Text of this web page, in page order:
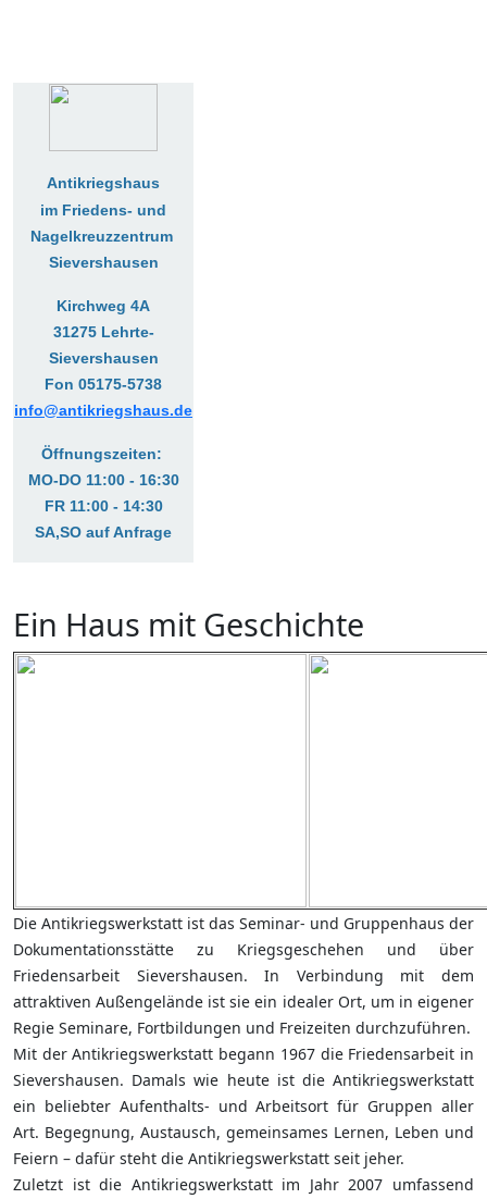
Antikriegshaus
im Friedens- und
Nagelkreuzzentrum
Sievershausen
Kirchweg 4A
31275 Lehrte-
Sievershausen
Fon 05175-5738
info@antikriegshaus.de
Öffnungszeiten:
MO-DO 11:00 - 16:30
FR 11:00 - 14:30
SA,SO auf Anfrage
Ein Haus mit Geschichte
Die Antikriegswerkstatt ist das Seminar- und Gruppenhaus der
Dokumentationsstätte zu Kriegsgeschehen und über
Friedensarbeit Sievershausen. In Verbindung mit dem
attraktiven Außengelände ist sie ein idealer Ort, um in eigener
Regie Seminare, Fortbildungen und Freizeiten durchzuführen.
Mit der Antikriegswerkstatt begann 1967 die Friedensarbeit in
Sievershausen. Damals wie heute ist die Antikriegswerkstatt
ein beliebter Aufenthalts- und Arbeitsort für Gruppen aller
Art. Begegnung, Austausch, gemeinsames Lernen, Leben und
Feiern – dafür steht die Antikriegswerkstatt seit jeher.
Zuletzt ist die Antikriegswerkstatt im Jahr 2007 umfassend